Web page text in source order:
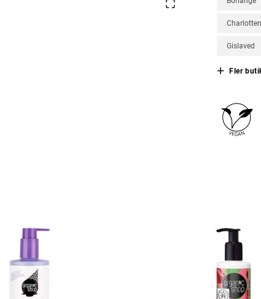
Gislaved
Fler